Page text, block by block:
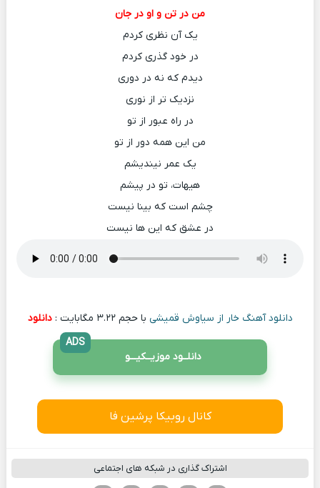
من در تن و او در جان
یک آن نظری کردم
در خود گذری کردم
دیدم که نه در دوری
نزدیک تر از نوری
در راه عبور از تو
من این همه دور از تو
یک عمر نیندیشم
هیهات، تو در پیشم
چشم است که بینا نیست
در عشق که این ها نیست
دانلود آهنگ خار از سیاوش قمیشی با حجم ۳.۲۲ مگابایت : دانلود
دانلــود موزیــکیـــو
ADS
کانال روبیکا پرشین فا
اشتراک گذاری در شبکه های اجتماعی